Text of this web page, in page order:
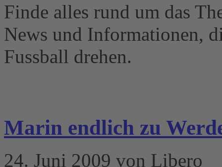
Finde alles rund um das
News und Informationen,
Fussball drehen.
Marin endlich zu
24. Juni 2009 von Libero